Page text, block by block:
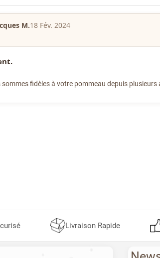
M.18 Fév. 2024
sommes fidèles à votre pommeau depuis plusieurs
Livraison Rapide